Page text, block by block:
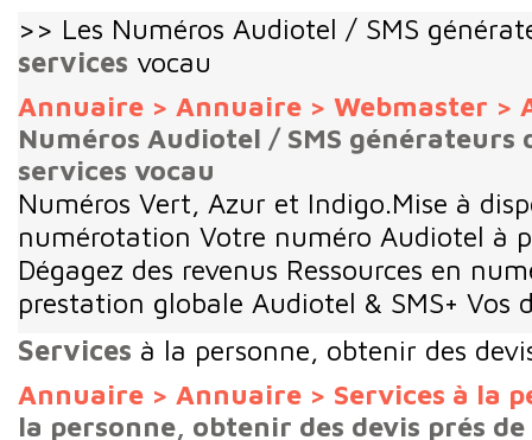
>> Les Numéros Audiotel / SMS
services vocau
Annuaire > Annuaire > Webmaster >
Numéros Audiotel / SMS générateurs
services vocau
Numéros Vert, Azur et Indigo.Mise à
numérotation Votre numéro Audiotel à
Dégagez des revenus Ressources en
prestation globale Audiotel & SMS+ Vos
Services à la personne, obtenir des
Annuaire > Annuaire > Services à la
la personne, obtenir des devis prés de